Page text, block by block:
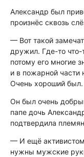
Александр был
произнёс сквозь
— Вот такой
дружил. Где-то
потому его многие
и в пожарной
Очень хороший был.
Он был очень
папе дочь
подтвердила
— И ещё активистом
нужны мужские